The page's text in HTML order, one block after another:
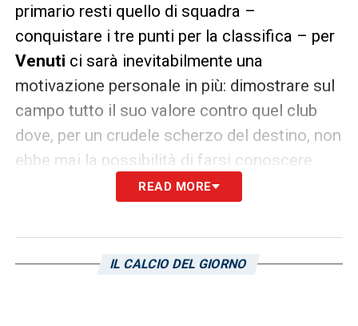
primario resti quello di squadra –
conquistare i tre punti per la classifica – per
Venuti ci sarà inevitabilmente una
motivazione personale in più: dimostrare sul
campo tutto il suo valore contro quel club
dove, per un crudele scherzo del destino, non
ebbe mai la possibilità di farsi conoscere.
LE ULTIME NOTIZIE SULLA SAMPDORIA
READ MORE
IL CALCIO DEL GIORNO